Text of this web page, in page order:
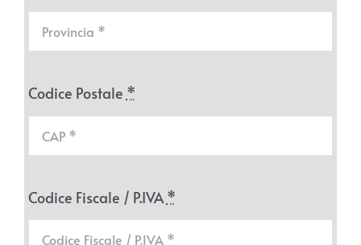
Codice Postale *
Codice Fiscale / P.IVA *